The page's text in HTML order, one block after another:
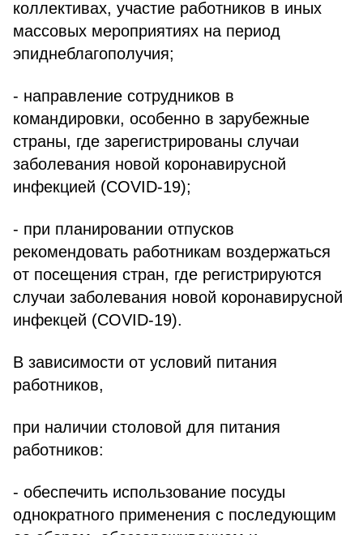
коллективах, участие работников в иных
массовых мероприятиях на период
эпиднеблагополучия;
- направление сотрудников в
командировки, особенно в зарубежные
страны, где зарегистрированы случаи
заболевания новой коронавирусной
инфекцией (COVID-19);
- при планировании отпусков
рекомендовать работникам воздержаться
от посещения стран, где регистрируются
случаи заболевания новой коронавирусной
инфекцей (COVID-19).
В зависимости от условий питания
работников,
при наличии столовой для питания
работников:
- обеспечить использование посуды
однократного применения с последующим